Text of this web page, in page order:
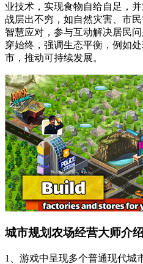
业技术，实现食物自给自足，
战层出不穷，如自然灾害、市
智慧应对，参与互动解决居民
穿始终，强调生态平衡，例如
市，推动可持续发展。
城市规划农场经营大师介绍
1、游戏中呈现多个普通现代城